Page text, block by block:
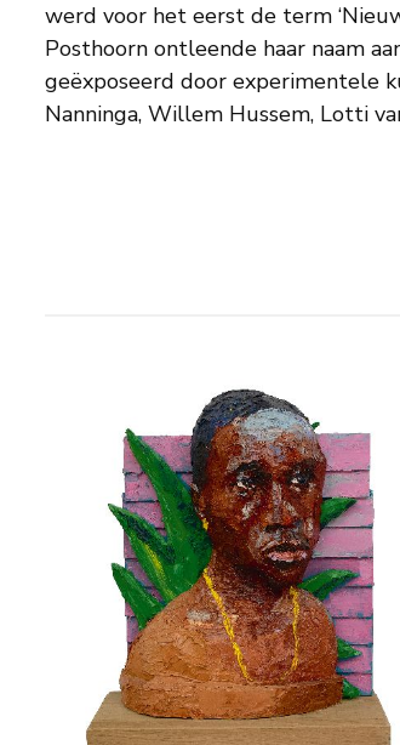
werd voor het eerst de term
Posthoorn ontleende haar naam
geëxposeerd door experimentele
Nanninga, Willem Hussem, Lotti